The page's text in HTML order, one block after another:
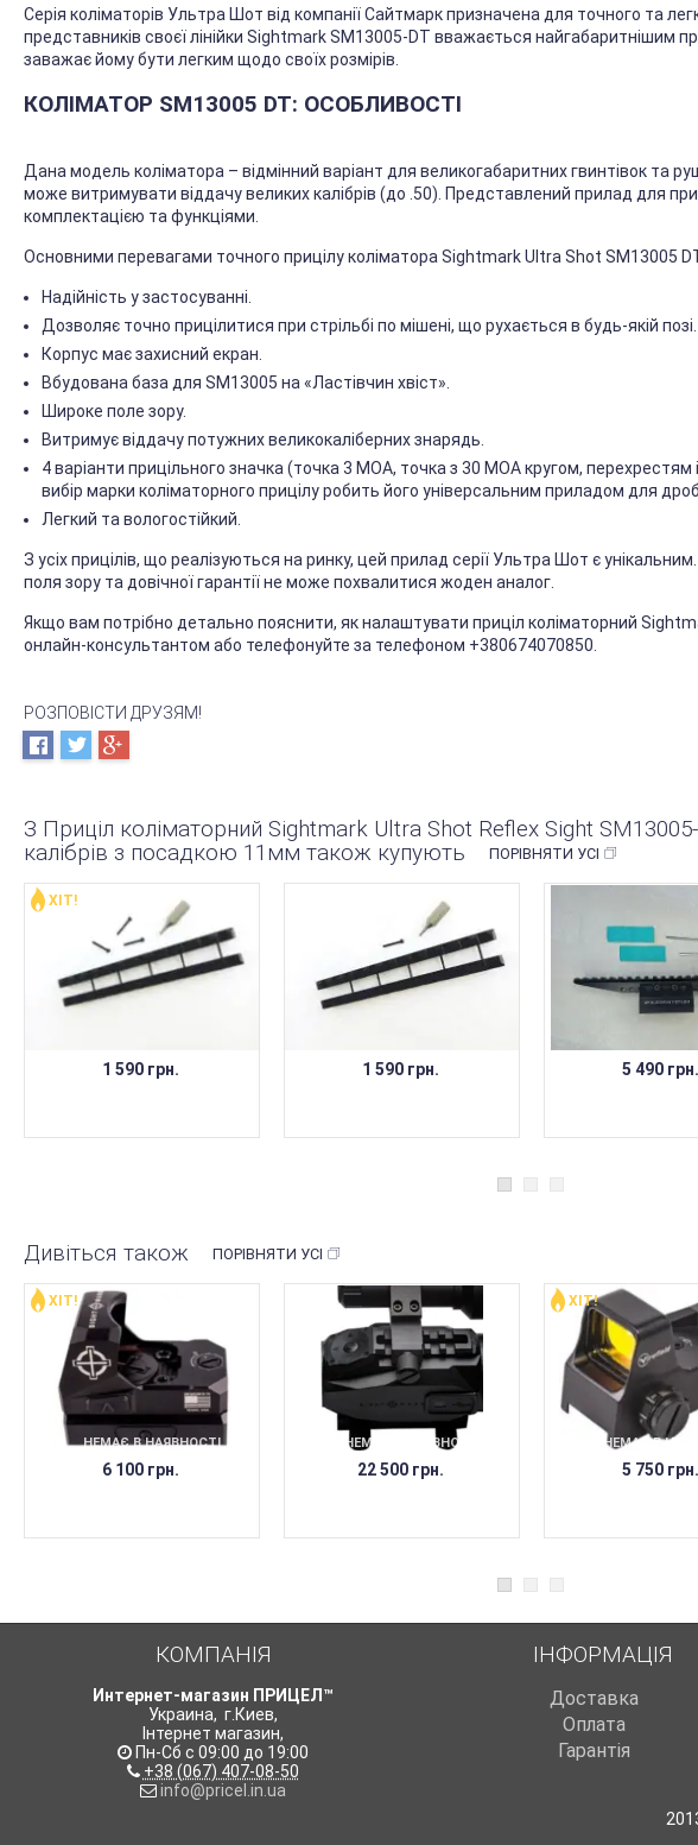
Серія коліматорів Ультра Шот від компанії Сайтмарк призначена для точного та
представників своєї лінійки Sightmark SM13005-DT вважається найгабаритнішим
заважає йому бути легким щодо своїх розмірів.
КОЛІМАТОР SM13005 DT: ОСОБЛИВОСТІ
Дана модель коліматора – відмінний варіант для великогабаритних гвинтівок та
може витримувати віддачу великих калібрів (до .50). Представлений прилад для
комплектацією та функціями.
Основними перевагами точного прицілу коліматора Sightmark Ultra Shot SM13005
Надійність у застосуванні.
Дозволяє точно прицілитися при стрільбі по мішені, що рухається в будь-якій позі.
Корпус має захисний екран.
Вбудована база для SM13005 на «Ластівчин хвіст».
Широке поле зору.
Витримує віддачу потужних великокаліберних знарядь.
4 варіанти прицільного значка (точка 3 МОА, точка з 30 МОА кругом,
вибір марки коліматорного прицілу робить його універсальним приладом для
Легкий та вологостійкий.
З усіх прицілів, що реалізуються на ринку, цей прилад серії Ультра Шот є
поля зору та довічної гарантії не може похвалитися жоден аналог.
Якщо вам потрібно детально пояснити, як налаштувати приціл коліматорний
онлайн-консультантом або телефонуйте за телефоном +380674070850.
РОЗПОВІСТИ ДРУЗЯМ!
З Приціл коліматорний Sightmark Ultra Shot Reflex Sight
калібрів з посадкою 11мм також купують
ПОРІВНЯТИ УСІ
1 590 грн.
ХІТ!
1 590 грн. 5 490 грн.
Дивіться також ПОРІВНЯТИ УСІ
6 100 грн.
НЕМАЄ В НАЯВНОСТІ
ХІТ!
22 500 грн.
НЕМАЄ В НАЯВНОСТІ
5 750 грн.
НЕМАЄ В
ХІТ!
КОМПАНІЯ
Интернет-магазин ПРИЦЕЛ™
Украина, г.Киев,
Інтернет магазин,
Пн-Сб с 09:00 до 19:00
+38 (067) 407-08-50
info@pricel.in.ua
ІНФОРМАЦІЯ
Доставка
Оплата
Гарантія